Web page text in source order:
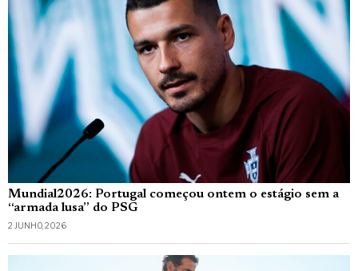
Mundial2026: Portugal começou ontem o estágio sem a
“armada lusa” do PSG
2 JUNHO, 2026